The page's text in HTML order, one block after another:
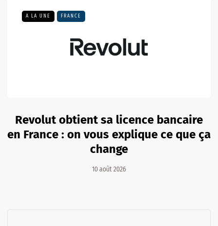
A LA UNE FRANCE
Revolut obtient sa licence bancaire
en France : on vous explique ce que ça
change
10 août 2026